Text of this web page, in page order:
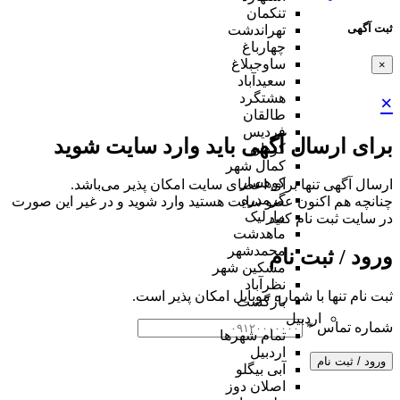
ثبت آگهی
×
×
برای ارسال آگهی باید وارد سایت شوید
ارسال آگهی تنها برای اعضای سایت امکان پذیر می‌باشد.
چنانچه هم‌ اکنون عضو سایت هستید وارد شوید و در غیر این صورت
در سایت ثبت نام کنید
ورود / ثبت نام
ثبت نام تنها با شماره موبایل امکان پذیر است.
شماره تماس*
ورود / ثبت نام
تنکمان
تهراندشت
چهارباغ
ساوجبلاغ
سعیدآباد
هشتگرد
طالقان
فردیس
کردان
کمال شهر
کوهسار
گرمدره
مارلیک
ماهدشت
محمدشهر
مشکین شهر
نظرآباد
بازگشت
اردبیل
تمام شهر‌ها
اردبیل
آبی بیگلو
اصلان دوز